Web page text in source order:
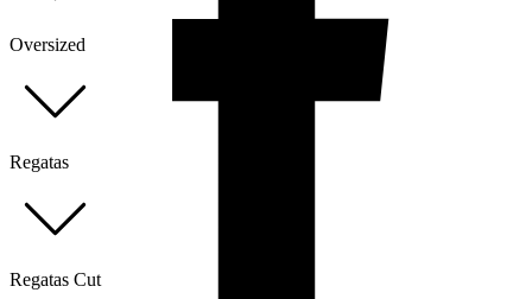
Oversized
Regatas
Regatas Cut